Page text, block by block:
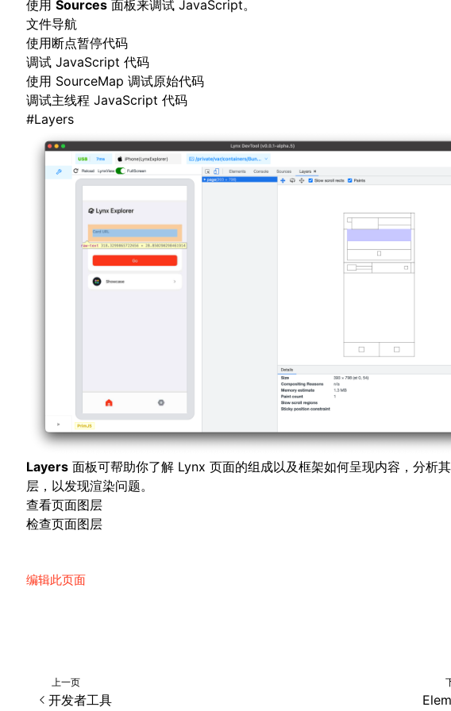
使用 Sources 面板来调试 JavaScript。
文件导航
使用断点暂停代码
调试 JavaScript 代码
使用 SourceMap 调试原始代码
调试主线程 JavaScript 代码
#Layers
Layers 面板可帮助你了解 Lynx 页面的组成以及框架如何呈现内容，分析
层，以发现渲染问题。
查看页面图层
检查页面图层
编辑此页面
上一页
开发者工具